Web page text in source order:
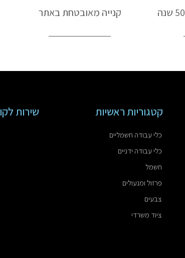
קנייה מאובטחת באתר
קטגוריות ראשיות
כלי עבודה חשמליים
כלי עבודה ידניים
חשמל
פרזול ומנעולים
צבעים
ציוד משרדי
שירות